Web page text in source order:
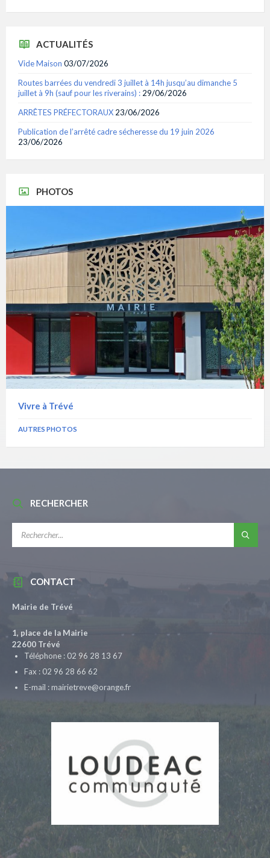
ACTUALITÉS
Vide Maison 03/07/2026
Routes barrées du vendredi 3 juillet à 14h jusqu’au dimanche 5
juillet à 9h (sauf pour les riverains) : 29/06/2026
ARRÊTES PRÉFECTORAUX 23/06/2026
Publication de l’arrêté cadre sécheresse du 19 juin 2026
23/06/2026
PHOTOS
Vivre à Trévé
AUTRES PHOTOS
RECHERCHER
CONTACT
Mairie de Trévé
1, place de la Mairie
22600 Trévé
Téléphone : 02 96 28 13 67
Fax : 02 96 28 66 62
E-mail : mairietreve@orange.fr